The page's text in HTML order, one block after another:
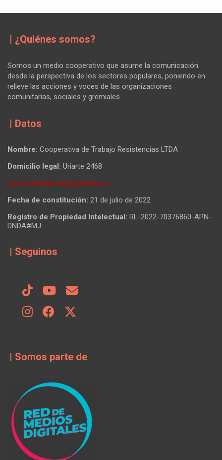
| ¿Quiénes somos?
Somos un medio cooperativo que asume la comunicación
desde la perspectiva de los sectores populares, poniendo en
relieve las acciones y voces de las organizaciones
comunitarias, sociales y gremiales.
| Datos
Nombre: Cooperativa de Trabajo Resistencias LTDA
Domicilio legal: Uriarte 2468
revistaresistencias@gmail.com
Fecha de constitución: 21 de julio de 2022
Registro de Propiedad Intelectual: RL-2022-70376860-APN-
DNDA#MJ
| Seguinos
| Somos parte de